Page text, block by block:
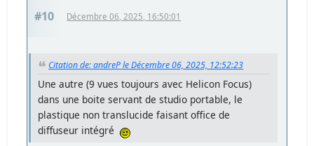
#10 Décembre 06, 2025, 16:50:01
Citation de: andreP le Décembre 06, 2025, 12:52:23
Une autre (9 vues toujours avec Helicon Focus)
dans une boite servant de studio portable, le
plastique non translucide faisant office de
diffuseur intégré